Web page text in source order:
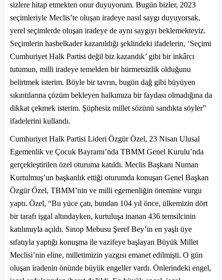
sizlere hitap etmekten onur duyuyorum. Bugün bizler, 2023
seçimleriyle Meclis’te oluşan iradeye nasıl saygı duyuyorsak,
yerel seçimlerde oluşan iradeye de aynı saygıyı beklemekteyiz.
Seçimlerin hasbelkader kazanıldığı şeklindeki ifadelerin, ‘Seçimi
Cumhuriyet Halk Partisi değil biz kazandık’ gibi bir inkârcı
tutumun, milli iradeye temelden bir hürmetsizlik olduğunu
belirtmek isterim. Böyle bir tavrın, bugün dağ gibi büyüyen
sıkıntılarına çözüm bekleyen halkımıza bir faydası olmadığına da
dikkat çekmek isterim. Şüphesiz millet sözünü sandıkta söyler”
ifadelerini kullandı.
Cumhuriyet Halk Partisi Lideri Özgür Özel, 23 Nisan Ulusal
Egemenlik ve Çocuk Bayramı’nda TBMM Genel Kurulu’nda
gerçekleştirilen özel oturuma katıldı. Meclis Başkanı Numan
Kurtulmuş’un başkanlık ettiği oturumda konuşan Genel Başkan
Özgür Özel, TBMM’nin ve milli egemenliğin önemine vurgu
yaptı. Özel, “Bu yüce çatı, bundan 104 yıl önce, ülkemizin dört
bir tarafı işgal altındayken, kurtuluşa inanan 436 temsilcinin
katılımıyla açıldı. Sinop Mebusu Şeref Bey’in en yaşlı üye
sıfatıyla yaptığı konuşma ile vazifeye başlayan Büyük Millet
Meclisi’nin eline, milletimizin yazgısı emanet edilmişti. O gün
oluşan iradenin önünde büyük engeller vardı. Önlerindeki engel,